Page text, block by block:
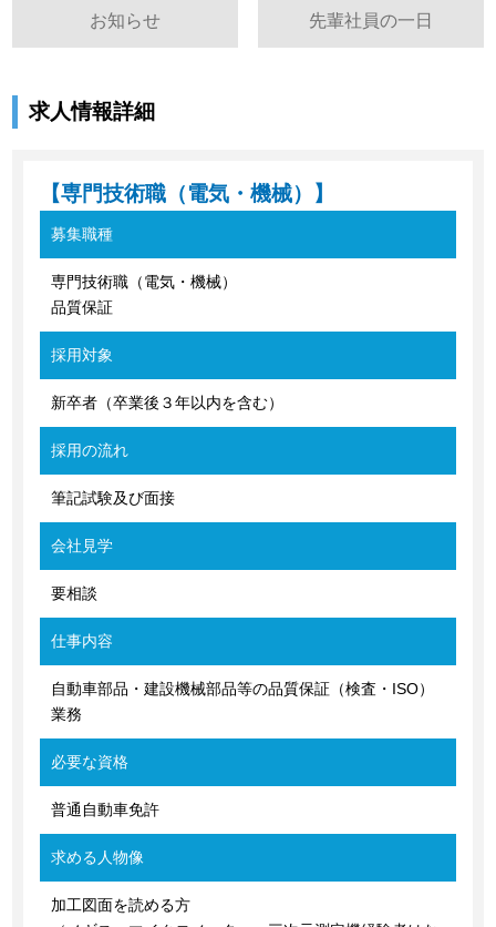
お知らせ 先輩社員の一日
求人情報詳細
【専門技術職（電気・機械）】
募集職種
専門技術職（電気・機械）
品質保証
採用対象
新卒者（卒業後３年以内を含む）
採用の流れ
筆記試験及び面接
会社見学
要相談
仕事内容
自動車部品・建設機械部品等の品質保証（検査・ISO）
業務
必要な資格
普通自動車免許
求める人物像
加工図面を読める方